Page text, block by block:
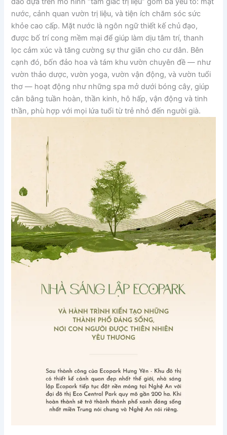
nước, cảnh quan vườn trị liệu, và tiện ích chăm sóc sức
khỏe cao cấp. Mặt nước là ngôn ngữ thiết kế chủ đạo,
được bố trí cong mềm mại để giúp làm dịu tâm trí, thanh
lọc cảm xúc và tăng cường sự thư giãn cho cư dân. Bên
cạnh đó, bốn đảo hoa và tám khu vườn chuyên đề — như
vườn thảo dược, vườn yoga, vườn vận động, và vườn tuổi
thơ — hoạt động như những spa mở dưới bóng cây, giúp
cân bằng tuần hoàn, thần kinh, hô hấp, vận động và tinh
thần, phù hợp với mọi lứa tuổi từ trẻ nhỏ đến người già.